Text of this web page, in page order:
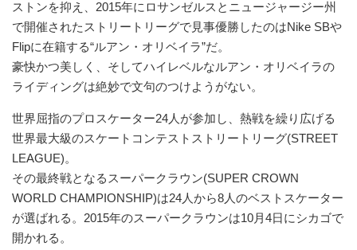
ストンを抑え、2015年にロサンゼルスとニュージャージー州
で開催されたストリートリーグで見事優勝したのはNike SBや
Flipに在籍する“ルアン・オリベイラ”だ。
豪快かつ美しく、そしてハイレベルなルアン・オリベイラの
ライディングは絶妙で文句のつけようがない。
世界屈指のプロスケーター24人が参加し、熱戦を繰り広げる
世界最大級のスケートコンテストストリートリーグ(STREET
LEAGUE)。
その最終戦となるスーパークラウン(SUPER CROWN
WORLD CHAMPIONSHIP)は24人から8人のベストスケーター
が選ばれる。2015年のスーパークラウンは10月4日にシカゴで
開かれる。